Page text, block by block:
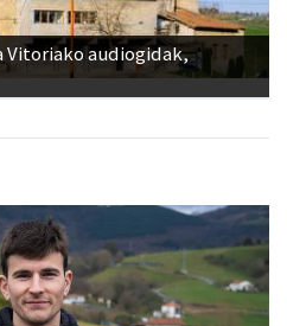
Vitoriako audiogidak,